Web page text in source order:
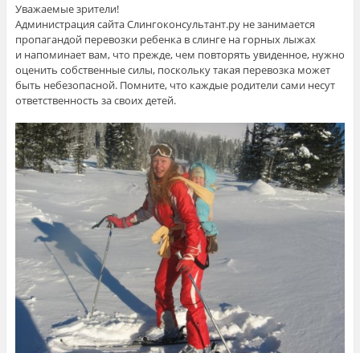
Уважаемые зрители!
Администрация сайта Слингоконсультант.ру не занимается
пропагандой перевозки ребенка в слинге на горных лыжах
и напоминает вам, что прежде, чем повторять увиденное, нужно
оценить собственные силы, поскольку такая перевозка может
быть небезопасной. Помните, что каждые родители сами несут
ответственность за своих детей.